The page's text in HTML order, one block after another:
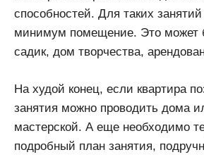
способностей. Для таких занятий
минимум помещение. Это может
садик, дом творчества,
На худой конец, если квартира
занятия можно проводить дома
мастерской. А еще необходимо
подробный план занятия,